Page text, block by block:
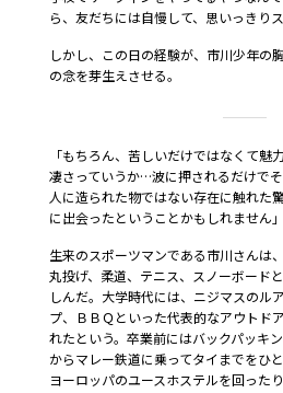
ら、友だちには自慢して、思いっきり
しかし、この日の経験が、市川少年の
の念を芽生えさせる。
「もちろん、苦しいだけではなくて魅
凄さっていうか…波に押されるだけでそ
人に造られた物ではない存在に触れた
に出会ったということかもしれません」
生来のスポーツマンである市川さんは
丸投げ、柔道、テニス、スノーボード
しんだ。大学時代には、ニジマスのル
プ、ＢＢＱといった代表的なアウトド
れたという。卒業前にはバックパッキ
からマレー鉄道に乗ってタイまでをひ
ヨーロッパのユースホステルを回ったり